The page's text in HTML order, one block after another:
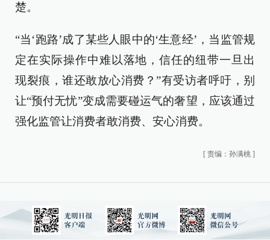
楚。
“当‘跑路’成了某些人眼中的‘生意经’，当监管规
定在实际操作中难以落地，信任的纽带一旦出
现裂痕，谁还敢放心消费？”有受访者呼吁，别
让“预付无忧”变成需要碰运气的奢望，应该通过
强化监管让消费者敢消费、安心消费。
[ 责编：孙满桃 ]